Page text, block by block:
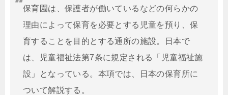
保育園は、保護者が働いているなどの何らかの
理由によって保育を必要とする児童を預り、保
育することを目的とする通所の施設。日本で
は、児童福祉法第7条に規定される「児童福祉施
設」となっている。本項では、日本の保育所に
ついて解説する。